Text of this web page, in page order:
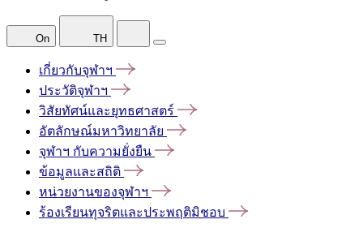
On TH
เกี่ยวกับจุฬาฯ
ประวัติจุฬาฯ
วิสัยทัศน์และยุทธศาสตร์
อัตลักษณ์มหาวิทยาลัย
จุฬาฯ กับความยั่งยืน
ข้อมูลและสถิติ
หน่วยงานของจุฬาฯ
ร้องเรียนทุจริตและประพฤติมิชอบ